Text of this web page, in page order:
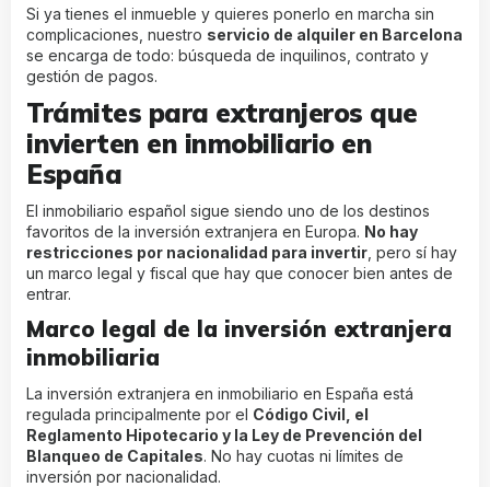
Si ya tienes el inmueble y quieres ponerlo en marcha sin
complicaciones, nuestro servicio de alquiler en Barcelona
se encarga de todo: búsqueda de inquilinos, contrato y
gestión de pagos.
Trámites para extranjeros que
invierten en inmobiliario en
España
El inmobiliario español sigue siendo uno de los destinos
favoritos de la inversión extranjera en Europa. No hay
restricciones por nacionalidad para invertir , pero sí hay
un marco legal y fiscal que hay que conocer bien antes de
entrar.
Marco legal de la inversión extranjera
inmobiliaria
La inversión extranjera en inmobiliario en España está
regulada principalmente por el Código Civil, el
Reglamento Hipotecario y la Ley de Prevención del
Blanqueo de Capitales. No hay cuotas ni límites de
inversión por nacionalidad.